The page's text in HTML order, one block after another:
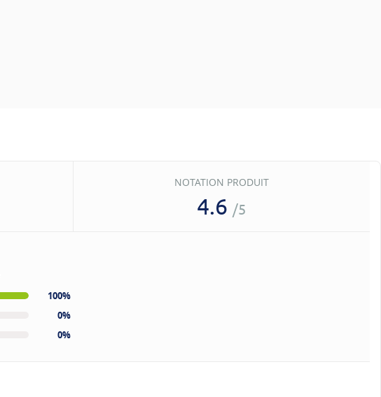
NOTATION PRODUIT
4.6 /5
100%
0%
0%